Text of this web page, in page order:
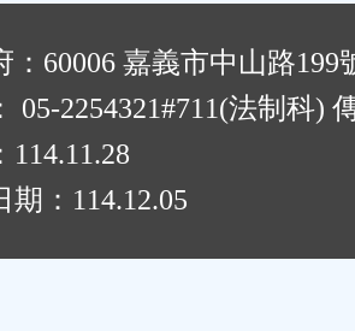
：60006 嘉義市中山路199
05-2254321#711(法制科)
114.11.28
期： 114.12.05